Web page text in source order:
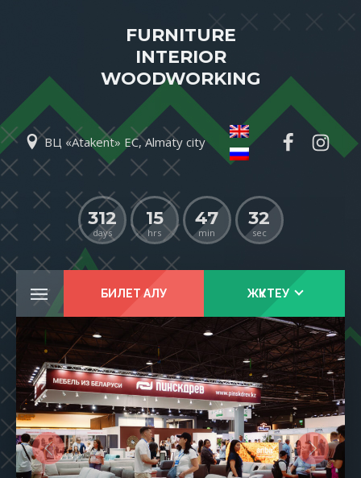
FURNITURE
INTERIOR
WOODWORKING
ВЦ «Atakent» EC, Almaty city
312
days
15
hrs
47
min
31
sec
БИЛЕТ АЛУ ЖҮКТЕУ